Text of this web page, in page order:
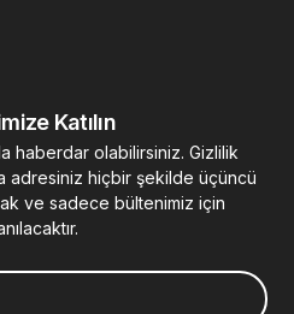
Katılın
haberdar olabilirsiniz. Gizlilik
adresiniz hiçbir şekilde üçüncü
ve sadece bültenimiz için